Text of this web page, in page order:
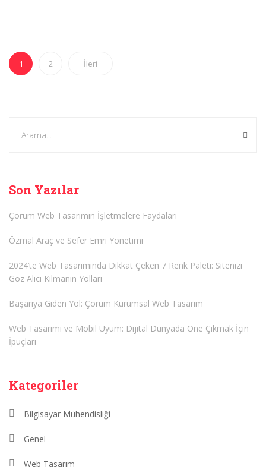
1 2 İleri
Son Yazılar
Çorum Web Tasarımın İşletmelere Faydaları
Özmal Araç ve Sefer Emri Yönetimi
2024’te Web Tasarımında Dikkat Çeken 7 Renk Paleti: Sitenizi
Göz Alıcı Kılmanın Yolları
Başarıya Giden Yol: Çorum Kurumsal Web Tasarım
Web Tasarımı ve Mobil Uyum: Dijital Dünyada Öne Çıkmak İçin
İpuçları
Kategoriler
Bilgisayar Mühendisliği
Genel
Web Tasarım